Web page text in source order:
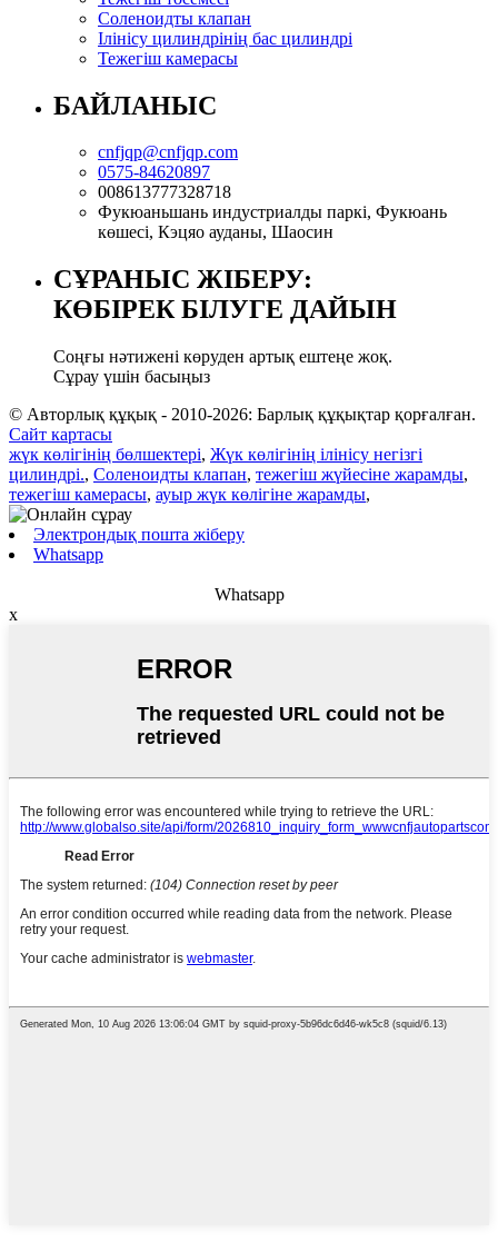
Соленоидты клапан
Ілінісу цилиндрінің бас цилиндрі
Тежегіш камерасы
БАЙЛАНЫС
cnfjqp@cnfjqp.com
0575-84620897
008613777328718
Фукюаньшань индустриалды паркі, Фукюань
көшесі, Кэцяо ауданы, Шаосин
СҰРАНЫС ЖІБЕРУ:
КӨБІРЕК БІЛУГЕ ДАЙЫН
Соңғы нәтижені көруден артық ештеңе жоқ.
Сұрау үшін басыңыз
© Авторлық құқық - 2010-2026: Барлық құқықтар қорғалған.
Сайт картасы
жүк көлігінің бөлшектері, Жүк көлігінің ілінісу негізгі
цилиндрі., Соленоидты клапан, тежегіш жүйесіне жарамды,
тежегіш камерасы, ауыр жүк көлігіне жарамды,
Электрондық пошта жіберу
Whatsapp
Whatsapp
x